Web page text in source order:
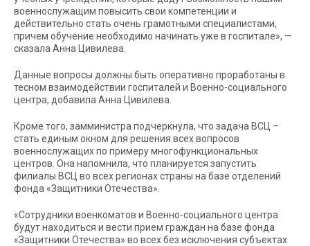
военнослужащим повысить свои компетенции и
действительно стать очень грамотными специалистами,
причем обучение необходимо начинать уже в госпитале», —
сказала Анна Цивилева.
Данные вопросы должны быть оперативно проработаны в
тесном взаимодействии госпиталей и Военно-социального
центра, добавила Анна Цивилева.
Кроме того, замминистра подчеркнула, что задача ВСЦ –
стать единым окном для решения всех вопросов
военнослужащих по примеру многофункциональных
центров. Она напомнила, что планируется запустить
филиалы ВСЦ во всех регионах страны на базе отделений
фонда «Защитники Отечества».
«Сотрудники военкоматов и Военно-социального центра
будут находиться и вести прием граждан на базе фонда
«Защитники Отечества» во всех без исключения субъектах